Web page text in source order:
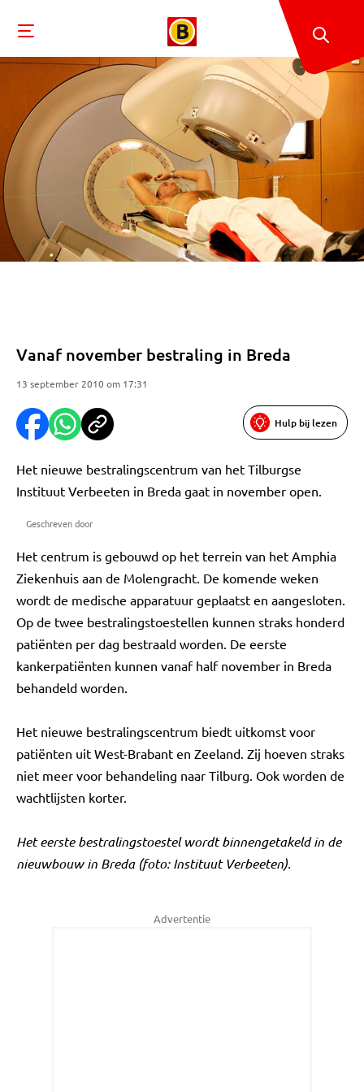
Vanaf november bestraling in Breda
13 september 2010 om 17:31
Hulp bij lezen
Het nieuwe bestralingscentrum van het Tilburgse
Instituut Verbeeten in Breda gaat in november open.
Geschreven door
Het centrum is gebouwd op het terrein van het Amphia
Ziekenhuis aan de Molengracht. De komende weken
wordt de medische apparatuur geplaatst en aangesloten.
Op de twee bestralingstoestellen kunnen straks honderd
patiënten per dag bestraald worden. De eerste
kankerpatiënten kunnen vanaf half november in Breda
behandeld worden.
Het nieuwe bestralingscentrum biedt uitkomst voor
patiënten uit West-Brabant en Zeeland. Zij hoeven straks
niet meer voor behandeling naar Tilburg. Ook worden de
wachtlijsten korter.
Het eerste bestralingstoestel wordt binnengetakeld in de
nieuwbouw in Breda (foto: Instituut Verbeeten).
Advertentie